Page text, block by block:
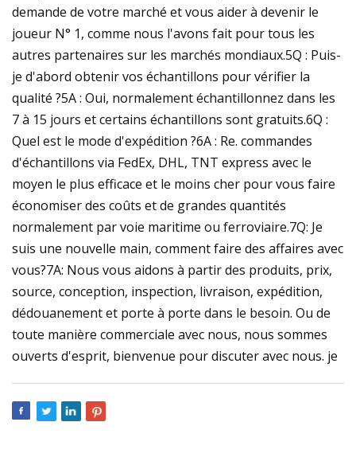
demande de votre marché et vous aider à devenir le
joueur N° 1, comme nous l'avons fait pour tous les
autres partenaires sur les marchés mondiaux.5Q : Puis-
je d'abord obtenir vos échantillons pour vérifier la
qualité ?5A : Oui, normalement échantillonnez dans les
7 à 15 jours et certains échantillons sont gratuits.6Q :
Quel est le mode d'expédition ?6A : Re. commandes
d'échantillons via FedEx, DHL, TNT express avec le
moyen le plus efficace et le moins cher pour vous faire
économiser des coûts et de grandes quantités
normalement par voie maritime ou ferroviaire.7Q: Je
suis une nouvelle main, comment faire des affaires avec
vous?7A: Nous vous aidons à partir des produits, prix,
source, conception, inspection, livraison, expédition,
dédouanement et porte à porte dans le besoin. Ou de
toute manière commerciale avec nous, nous sommes
ouverts d'esprit, bienvenue pour discuter avec nous. je